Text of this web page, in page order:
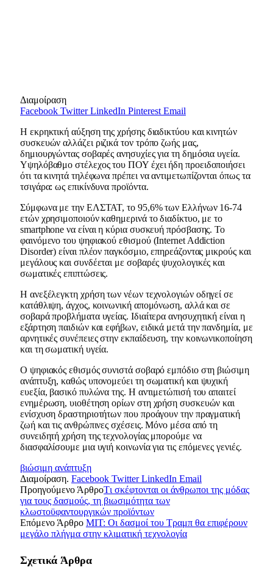
Διαμοίραση
Facebook Twitter LinkedIn Pinterest Email
Η εκρηκτική αύξηση της χρήσης διαδικτύου και κινητών
συσκευών αλλάζει ριζικά τον τρόπο ζωής μας,
δημιουργώντας σοβαρές ανησυχίες για τη δημόσια υγεία.
Υψηλόβαθμο στέλεχος του ΠΟΥ έχει ήδη προειδοποιήσει
ότι τα κινητά τηλέφωνα πρέπει να αντιμετωπίζονται όπως τα
τσιγάρα: ως επικίνδυνα προϊόντα.
Σύμφωνα με την ΕΛΣΤΑΤ, το 95,6% των Ελλήνων 16-74
ετών χρησιμοποιούν καθημερινά το διαδίκτυο, με το
smartphone να είναι η κύρια συσκευή πρόσβασης. Το
φαινόμενο του ψηφιακού εθισμού (Internet Addiction
Disorder) είναι πλέον παγκόσμιο, επηρεάζοντας μικρούς και
μεγάλους και συνδέεται με σοβαρές ψυχολογικές και
σωματικές επιπτώσεις.
Η ανεξέλεγκτη χρήση των νέων τεχνολογιών οδηγεί σε
κατάθλιψη, άγχος, κοινωνική απομόνωση, αλλά και σε
σοβαρά προβλήματα υγείας. Ιδιαίτερα ανησυχητική είναι η
εξάρτηση παιδιών και εφήβων, ειδικά μετά την πανδημία, με
αρνητικές συνέπειες στην εκπαίδευση, την κοινωνικοποίηση
και τη σωματική υγεία.
Ο ψηφιακός εθισμός συνιστά σοβαρό εμπόδιο στη βιώσιμη
ανάπτυξη, καθώς υπονομεύει τη σωματική και ψυχική
ευεξία, βασικό πυλώνα της. Η αντιμετώπισή του απαιτεί
ενημέρωση, υιοθέτηση ορίων στη χρήση συσκευών και
ενίσχυση δραστηριοτήτων που προάγουν την πραγματική
ζωή και τις ανθρώπινες σχέσεις. Μόνο μέσα από τη
συνειδητή χρήση της τεχνολογίας μπορούμε να
διασφαλίσουμε μια υγιή κοινωνία για τις επόμενες γενιές.
βιώσιμη ανάπτυξη
Διαμοίραση. Facebook Twitter LinkedIn Email
Προηγούμενο ΆρθροTι σκέφτονται οι άνθρωποι της μόδας
για τους δασμούς, τη βιωσιμότητα των
κλωστοϋφαντουργικών προϊόντων
Επόμενο Άρθρο MIT: Οι δασμοί του Τραμπ θα επιφέρουν
μεγάλο πλήγμα στην κλιματική τεχνολογία
Σχετικά Άρθρα